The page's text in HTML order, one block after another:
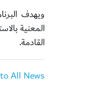
ويهدف
المعنية
القادمة.
All News